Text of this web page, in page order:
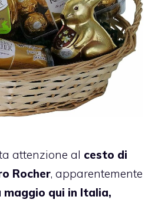
attenzione al cesto di
Rocher, apparentemente
qui in Italia,